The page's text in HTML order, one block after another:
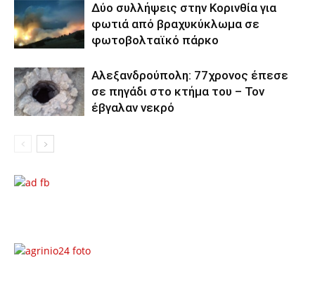
Δύο συλλήψεις στην Κορινθία για
φωτιά από βραχυκύκλωμα σε
φωτοβολταϊκό πάρκο
Αλεξανδρούπολη: 77χρονος έπεσε
σε πηγάδι στο κτήμα του – Τον
έβγαλαν νεκρό